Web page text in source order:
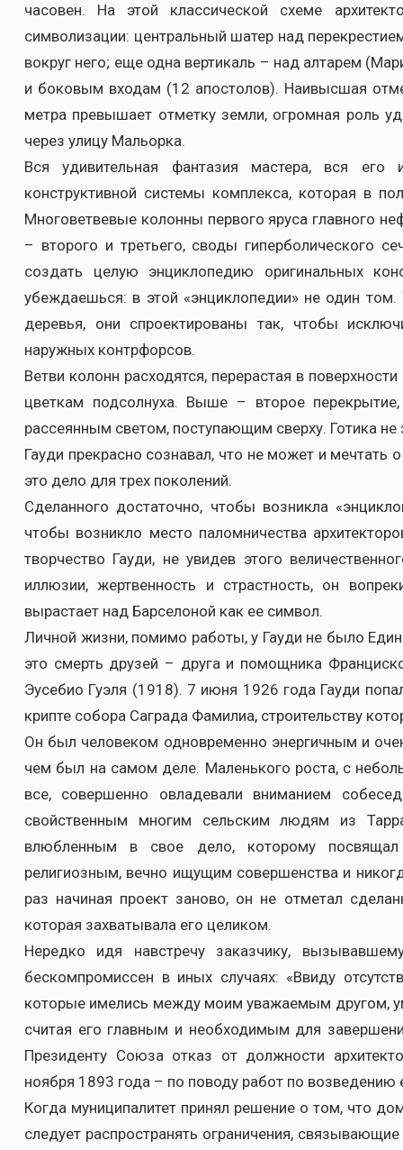
часовен. На этой классической схеме
символизации: центральный шатер над
вокруг него; еще одна вертикаль – над алтарем
и боковым входам (12 апостолов). Наивысшая
метра превышает отметку земли, огромная роль
через улицу Мальорка.
Вся удивительная фантазия мастера, вся его
конструктивной системы комплекса, которая в
Многоветвевые колонны первого яруса главного
– второго и третьего, своды гиперболического
создать целую энциклопедию оригинальных
убеждаешься: в этой «энциклопедии» не один
деревья, они спроектированы так, чтобы
наружных контрфорсов.
Ветви колонн расходятся, перерастая в
цветкам подсолнуха. Выше – второе
рассеянным светом, поступающим сверху. Готика не
Гауди прекрасно сознавал, что не может и мечтать
это дело для трех поколений.
Сделанного достаточно, чтобы возникла
чтобы возникло место паломничества
творчество Гауди, не увидев этого
иллюзии, жертвенность и страстность, он
вырастает над Барселоной как ее символ.
Личной жизни, помимо работы, у Гауди не было
это смерть друзей – друга и помощника
Эусебио Гуэля (1918). 7 июня 1926 года Гауди
крипте собора Саграда Фамилиа, строительству
Он был человеком одновременно энергичным и
чем был на самом деле. Маленького роста, с
все, совершенно овладевали вниманием
свойственным многим сельским людям из
влюбленным в свое дело, которому посвящал
религиозным, вечно ищущим совершенства и
раз начиная проект заново, он не отметал
которая захватывала его целиком.
Нередко идя навстречу заказчику,
бескомпромиссен в иных случаях: «Ввиду
которые имелись между моим уважаемым другом,
считая его главным и необходимым для
Президенту Союза отказ от должности
ноября 1893 года – по поводу работ по возведению
Когда муниципалитет принял решение о том, что
следует распространять ограничения,